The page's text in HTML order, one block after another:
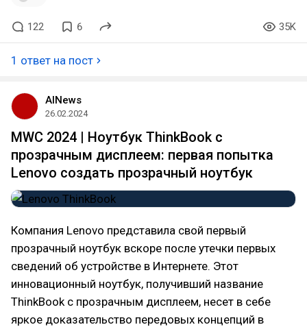
122 6 35K
1 ответ на пост
AINews
26.02.2024
MWC 2024 | Ноутбук ThinkBook с
прозрачным дисплеем: первая попытка
Lenovo создать прозрачный ноутбук
Компания Lenovo представила свой первый
прозрачный ноутбук вскоре после утечки первых
сведений об устройстве в Интернете. Этот
инновационный ноутбук, получивший название
ThinkBook с прозрачным дисплеем, несет в себе
яркое доказательство передовых концепций в